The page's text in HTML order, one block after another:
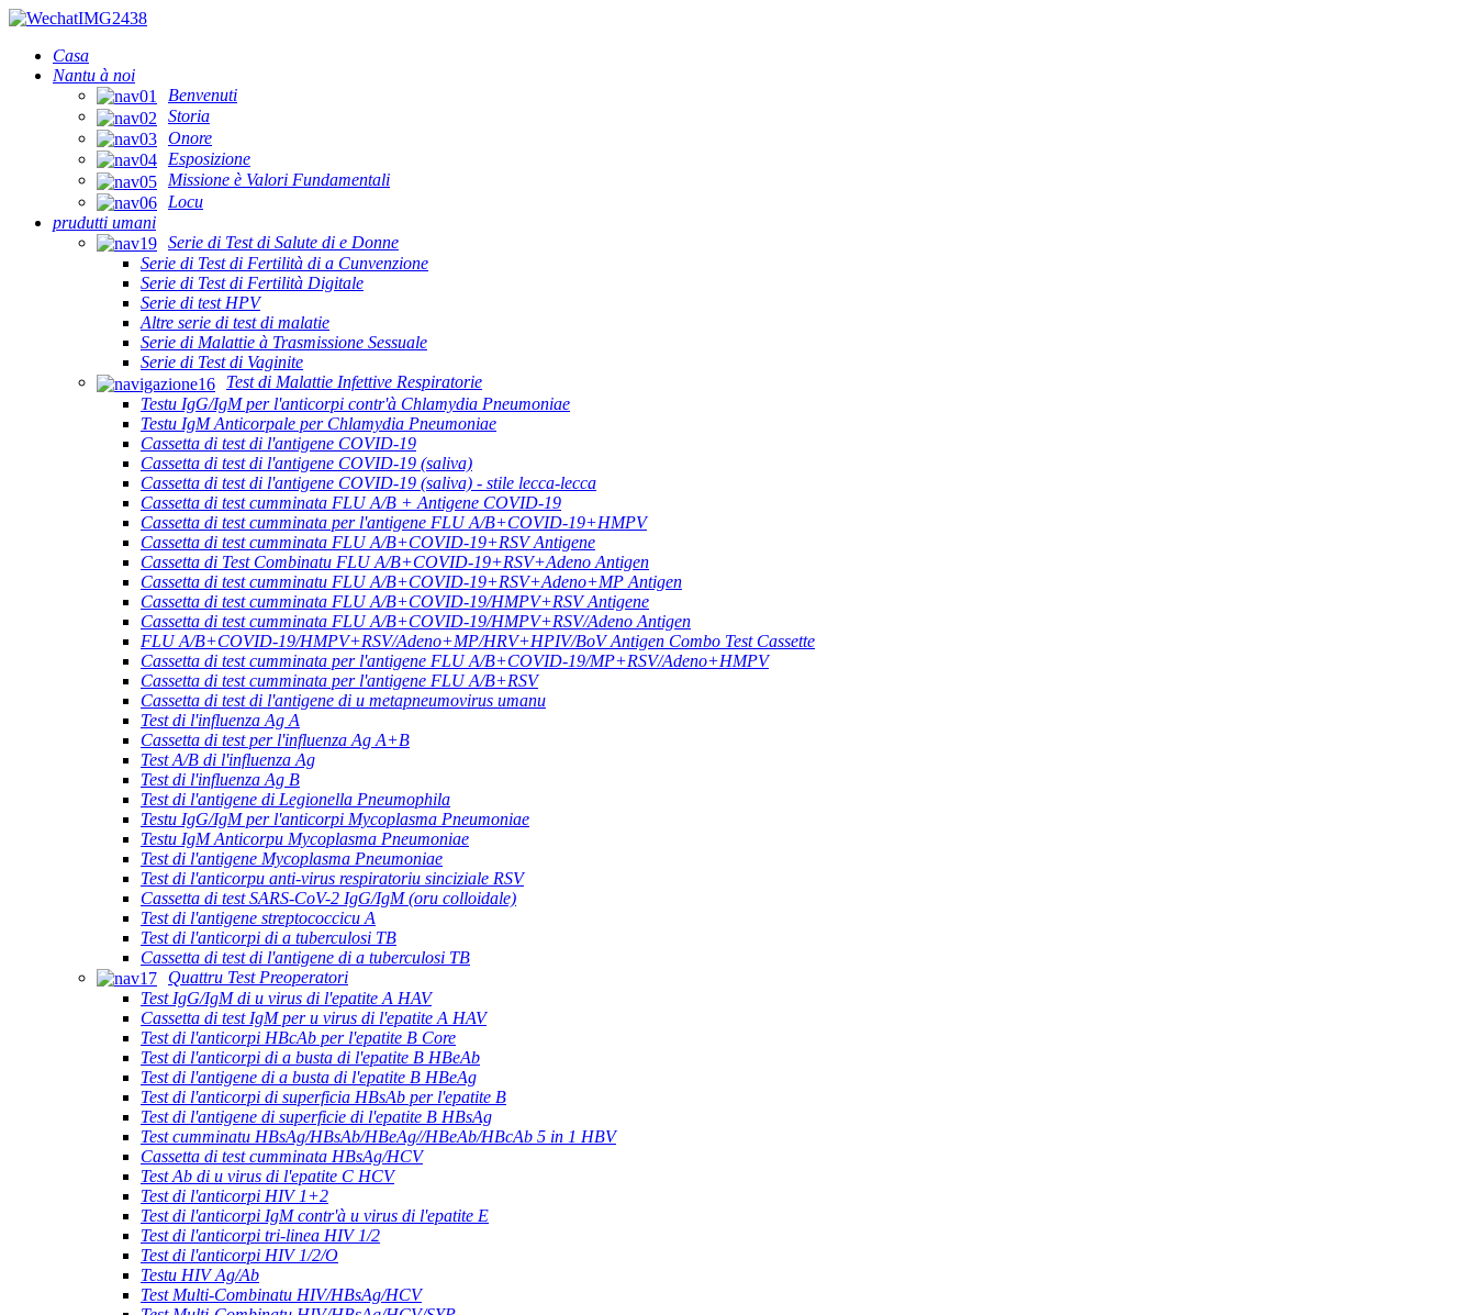
Casa
Nantu à noi
Benvenuti
Storia
Onore
Esposizione
Missione è Valori Fundamentali
Locu
prudutti umani
Serie di Test di Salute di e Donne
Serie di Test di Fertilità di a Cunvenzione
Serie di Test di Fertilità Digitale
Serie di test HPV
Altre serie di test di malatie
Serie di Malattie à Trasmissione Sessuale
Serie di Test di Vaginite
Test di Malattie Infettive Respiratorie
Testu IgG/IgM per l'anticorpi contr'à Chlamydia Pneumoniae
Testu IgM Anticorpale per Chlamydia Pneumoniae
Cassetta di test di l'antigene COVID-19
Cassetta di test di l'antigene COVID-19 (saliva)
Cassetta di test di l'antigene COVID-19 (saliva) - stile lecca-lecca
Cassetta di test cumminata FLU A/B + Antigene COVID-19
Cassetta di test cumminata per l'antigene FLU A/B+COVID-19+HMPV
Cassetta di test cumminata FLU A/B+COVID-19+RSV Antigene
Cassetta di Test Combinatu FLU A/B+COVID-19+RSV+Adeno Antigen
Cassetta di test cumminatu FLU A/B+COVID-19+RSV+Adeno+MP Antigen
Cassetta di test cumminata FLU A/B+COVID-19/HMPV+RSV Antigene
Cassetta di test cumminata FLU A/B+COVID-19/HMPV+RSV/Adeno Antigen
FLU A/B+COVID-19/HMPV+RSV/Adeno+MP/HRV+HPIV/BoV Antigen Combo Test Cassette
Cassetta di test cumminata per l'antigene FLU A/B+COVID-19/MP+RSV/Adeno+HMPV
Cassetta di test cumminata per l'antigene FLU A/B+RSV
Cassetta di test di l'antigene di u metapneumovirus umanu
Test di l'influenza Ag A
Cassetta di test per l'influenza Ag A+B
Test A/B di l'influenza Ag
Test di l'influenza Ag B
Test di l'antigene di Legionella Pneumophila
Testu IgG/IgM per l'anticorpi Mycoplasma Pneumoniae
Testu IgM Anticorpu Mycoplasma Pneumoniae
Test di l'antigene Mycoplasma Pneumoniae
Test di l'anticorpu anti-virus respiratoriu sinciziale RSV
Cassetta di test SARS-CoV-2 IgG/IgM (oru colloidale)
Test di l'antigene streptococcicu A
Test di l'anticorpi di a tuberculosi TB
Cassetta di test di l'antigene di a tuberculosi TB
Quattru Test Preoperatori
Test IgG/IgM di u virus di l'epatite A HAV
Cassetta di test IgM per u virus di l'epatite A HAV
Test di l'anticorpi HBcAb per l'epatite B Core
Test di l'anticorpi di a busta di l'epatite B HBeAb
Test di l'antigene di a busta di l'epatite B HBeAg
Test di l'anticorpi di superficia HBsAb per l'epatite B
Test di l'antigene di superficie di l'epatite B HBsAg
Test cumminatu HBsAg/HBsAb/HBeAg//HBeAb/HBcAb 5 in 1 HBV
Cassetta di test cumminata HBsAg/HCV
Test Ab di u virus di l'epatite C HCV
Test di l'anticorpi HIV 1+2
Test di l'anticorpi IgM contr'à u virus di l'epatite E
Test di l'anticorpi tri-linea HIV 1/2
Test di l'anticorpi HIV 1/2/O
Testu HIV Ag/Ab
Test Multi-Combinatu HIV/HBsAg/HCV